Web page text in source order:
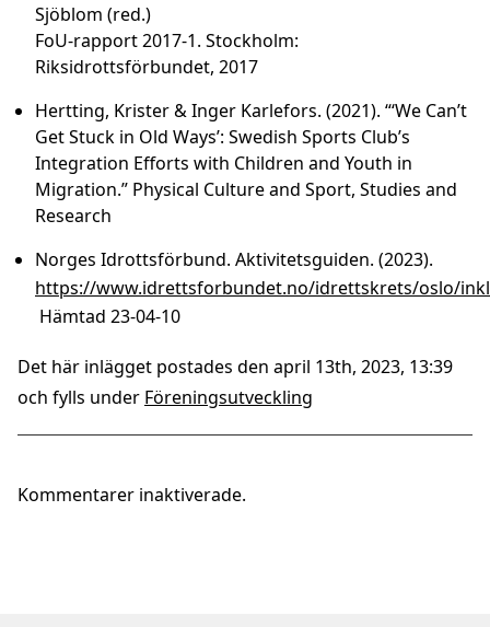
Sjöblom (red.)
FoU-rapport 2017-1. Stockholm:
Riksidrottsförbundet, 2017
Hertting, Krister & Inger Karlefors. (2021). “‘We Can’t
Get Stuck in Old Ways’: Swedish Sports Club’s
Integration Efforts with Children and Youth in
Migration.” Physical Culture and Sport, Studies and
Research
Norges Idrottsförbund. Aktivitetsguiden. (2023).
https://www.idrettsforbundet.no/idrettskrets/oslo/
Hämtad 23-04-10
Det här inlägget postades den april 13th, 2023, 13:39
och fylls under Föreningsutveckling
Kommentarer inaktiverade.